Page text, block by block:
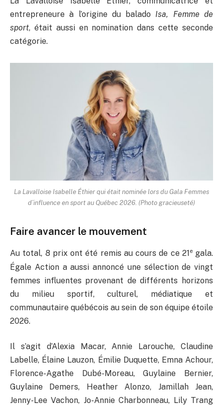
entrepreneure à l’origine du balado Isa, Femme de
sport, était aussi en nomination dans cette seconde
catégorie.
La Lavalloise Isabelle Éthier qui était nominée lors du Gala Femmes
d’influence en sport au Québec 2026. (Photo gracieuseté)
Faire avancer le mouvement
Au total, 8 prix ont été remis au cours de ce 21 egala.
Égale Action a aussi annoncé une sélection de vingt
femmes influentes provenant de différents horizons
du milieu sportif, culturel, médiatique et
communautaire québécois au sein de son équipe étoile
2026.
Il s’agit d’Alexia Macar, Annie Larouche, Claudine
Labelle, Élaine Lauzon, Émilie Duquette, Emna Achour,
Florence-Agathe Dubé-Moreau, Guylaine Bernier,
Guylaine Demers, Heather Alonzo, Jamillah Jean,
Jenny-Lee Vachon, Jo-Annie Charbonneau, Lily Trang